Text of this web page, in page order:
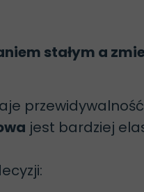
stałym a
jest bardziej